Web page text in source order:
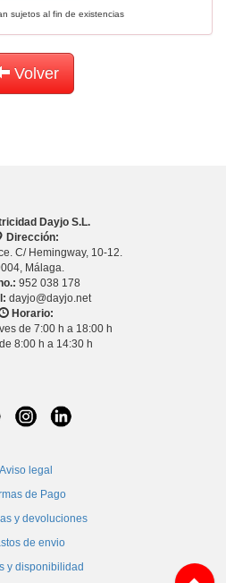
sujetos al fin de existencias
Volver
Dayjo S.L.
Dirección:
C/ Hemingway, 10-12.
Málaga.
952 038 178
dayjo@dayjo.net
Horario:
de 7:00 h a 18:00 h
8:00 h a 14:30 h
Aviso legal
de Pago
y devoluciones
de envio
y disponibilidad